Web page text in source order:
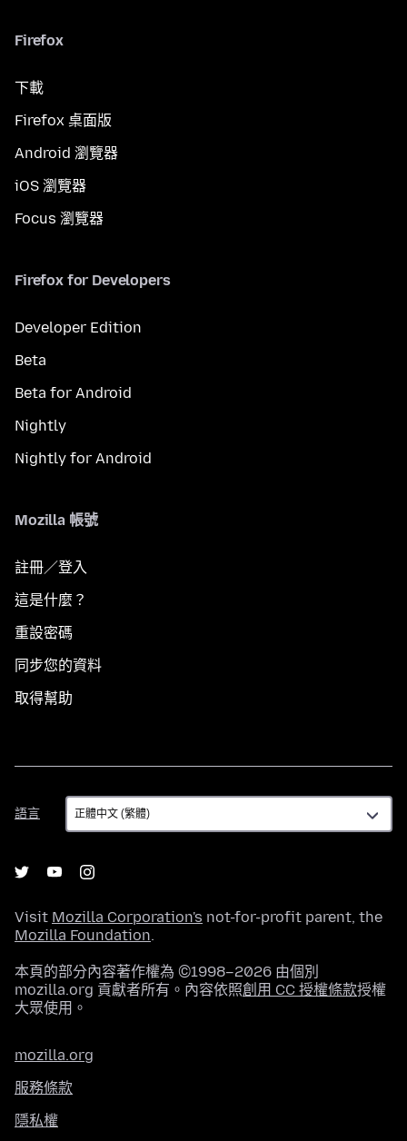
Firefox
下載
Firefox 桌面版
Android 瀏覽器
iOS 瀏覽器
Focus 瀏覽器
Firefox for Developers
Developer Edition
Beta
Beta for Android
Nightly
Nightly for Android
Mozilla 帳號
註冊／登入
這是什麼？
重設密碼
同步您的資料
取得幫助
語言
語
言
Visit Mozilla Corporation's not-for-profit parent, the
Mozilla Foundation.
本頁的部分內容著作權為 ©1998–2026 由個別
mozilla.org 貢獻者所有。內容依照創用 CC 授權條款授權
大眾使用。
mozilla.org
服務條款
隱私權